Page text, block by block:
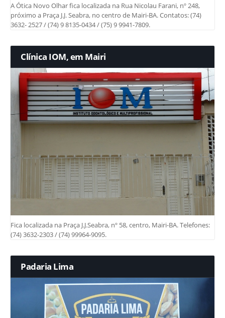
A Ótica Novo Olhar fica localizada na Rua Nicolau Farani, nº 248,
próximo a Praça J.J. Seabra, no centro de Mairi-BA. Contatos: (74)
3632- 2527 / (74) 9 8135-0434 / (75) 9 9941-7809.
Clínica IOM, em Mairi
Fica localizada na Praça J.J.Seabra, nº 58, centro, Mairi-BA. Telefones:
(74) 3632-2303 / (74) 99964-9095.
Padaria Lima